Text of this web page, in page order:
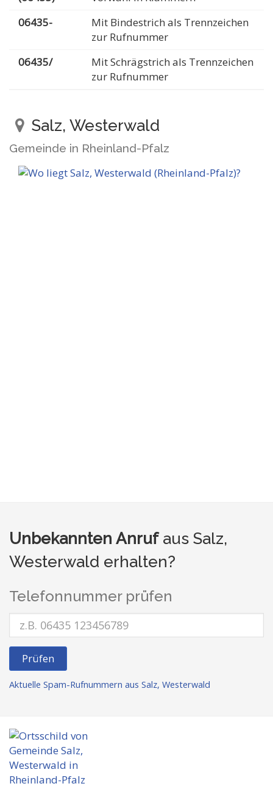
06435-
Mit Bindestrich als Trennzeichen
zur Rufnummer
06435/
Mit Schrägstrich als Trennzeichen
zur Rufnummer
Salz, Westerwald
Gemeinde in Rheinland-Pfalz
Unbekannten Anrufaus Salz,
Westerwald erhalten?
Telefonnummer prüfen
Prüfen
Aktuelle Spam-Rufnummern aus Salz, Westerwald